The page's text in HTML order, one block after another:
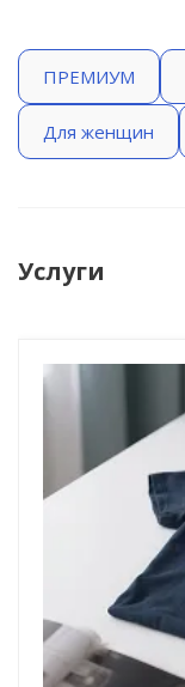
ПРЕМИУМ
Для женщин
Услуги